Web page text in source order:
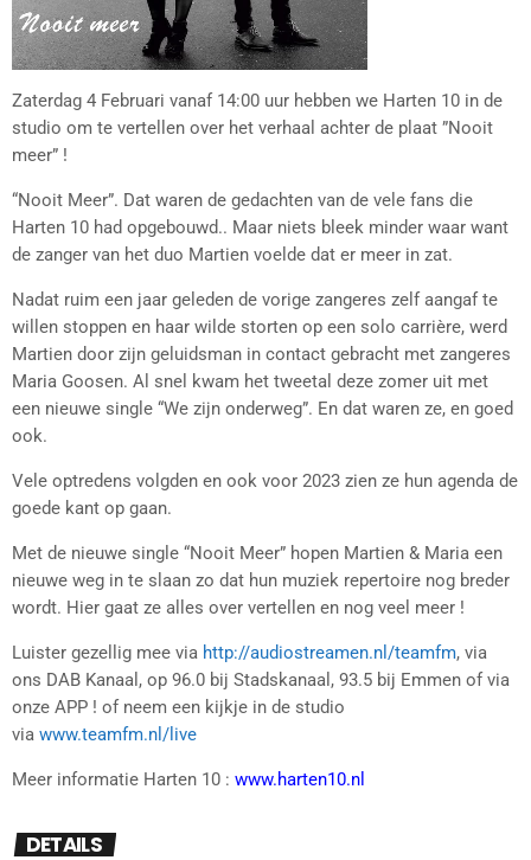
Zaterdag 4 Februari vanaf 14:00 uur hebben we Harten 10 in de
studio om te vertellen over het verhaal achter de plaat ”Nooit
meer” !
“Nooit Meer”. Dat waren de gedachten van de vele fans die
Harten 10 had opgebouwd.. Maar niets bleek minder waar want
de zanger van het duo Martien voelde dat er meer in zat.
Nadat ruim een jaar geleden de vorige zangeres zelf aangaf te
willen stoppen en haar wilde storten op een solo carrière, werd
Martien door zijn geluidsman in contact gebracht met zangeres
Maria Goosen. Al snel kwam het tweetal deze zomer uit met
een nieuwe single “We zijn onderweg”. En dat waren ze, en goed
ook.
Vele optredens volgden en ook voor 2023 zien ze hun agenda de
goede kant op gaan.
Met de nieuwe single “Nooit Meer” hopen Martien & Maria een
nieuwe weg in te slaan zo dat hun muziek repertoire nog breder
wordt. Hier gaat ze alles over vertellen en nog veel meer !
Luister gezellig mee via http://audiostreamen.nl/teamfm, via
ons DAB Kanaal, op 96.0 bij Stadskanaal, 93.5 bij Emmen of via
onze APP ! of neem een kijkje in de studio
via www.teamfm.nl/live
Meer informatie Harten 10 : www.harten10.nl
DETAILS